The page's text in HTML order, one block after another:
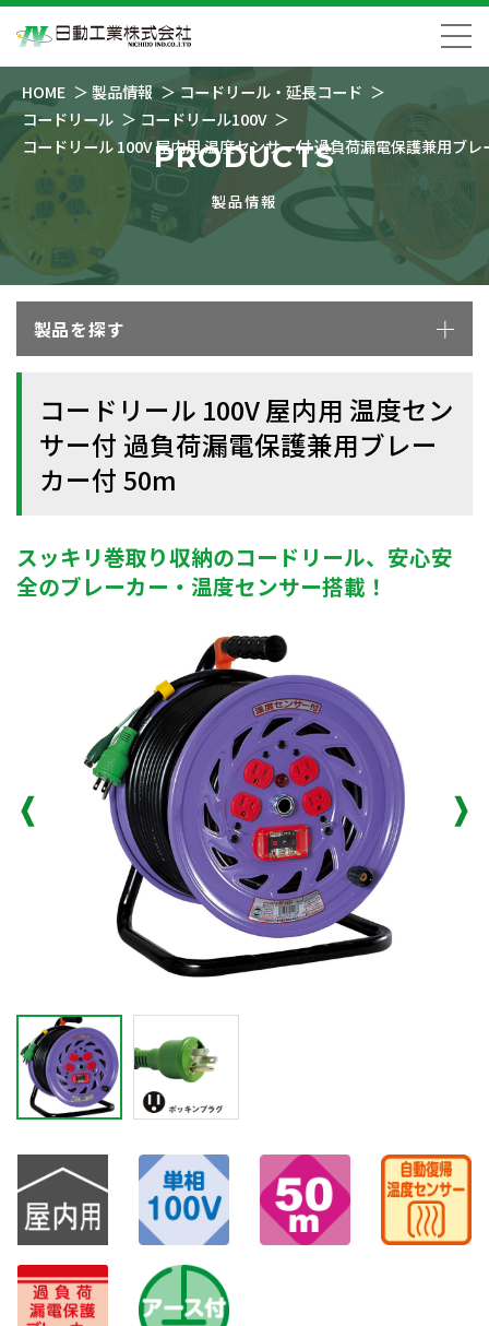
HOME 製品情報
コードリール・延長コード
コードリール
コードリール100V
コードリール 100V 屋内用 温度センサー付 過負荷漏電保護兼用ブ
PRODUCTS
製品情報
製品を探す
コードリール 100V 屋内用 温度セン
サー付 過負荷漏電保護兼用ブレー
カー付 50m
スッキリ巻取り収納のコードリール、安心安
全のブレーカー・温度センサー搭載！